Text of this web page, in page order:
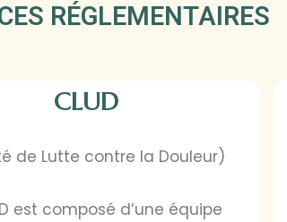
RÉGLEMENTAIRES
CLUD
de Lutte contre la Douleur)
est composé d’une équipe